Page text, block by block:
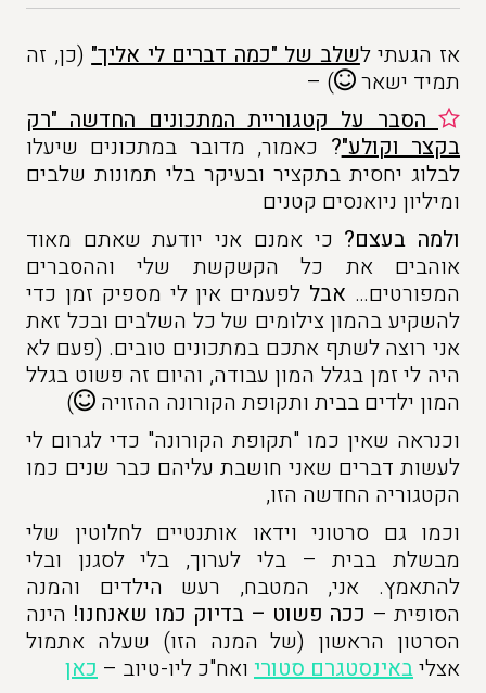
אז הגעתי לשלב של "כמה דברים לי אליך"(כן, זה
תמיד ישאר
) –
הסבר על קטגוריית המתכונים החדשה "רק
בקצר וקולע"? כאמור, מדובר במתכונים שיעלו
לבלוג יחסית בתקציר ובעיקר בלי תמונות שלבים
ומיליון ניואנסים קטנים
ולמה בעצם? כי אמנם אני יודעת שאתם מאוד
אוהבים את כל הקשקשת שלי וההסברים
המפורטים… אבל לפעמים אין לי מספיק זמן כדי
להשקיע בהמון צילומים של כל השלבים ובכל זאת
אני רוצה לשתף אתכם במתכונים טובים. (פעם לא
היה לי זמן בגלל המון עבודה, והיום זה פשוט בגלל
המון ילדים בבית ותקופת הקורונה ההזויה
)
וכנראה שאין כמו "תקופת הקורונה" כדי לגרום לי
לעשות דברים שאני חושבת עליהם כבר שנים כמו
הקטגוריה החדשה הזו,
וכמו גם סרטוני וידאו אותנטיים לחלוטין שלי
מבשלת בבית – בלי לערוך, בלי לסגנן ובלי
להתאמץ. אני, המטבח, רעש הילדים והמנה
הסופית – ככה פשוט – בדיוק כמו שאנחנו! הינה
הסרטון הראשון (של המנה הזו) שעלה אתמול
אצליבאינסטגרם סטורי ואח"כ ליו-טיוב – כאן